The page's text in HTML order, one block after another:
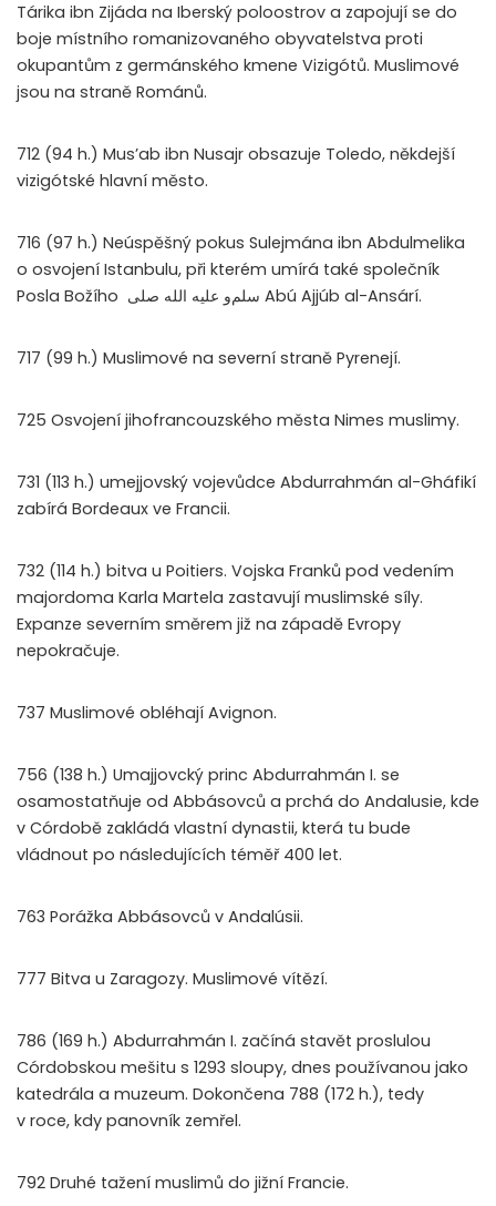
Tárika ibn Zijáda na Iberský poloostrov a zapojují se do
boje místního romanizovaného obyvatelstva proti
okupantům z germánského kmene Vizigótů. Muslimové
jsou na straně Románů.
712 (94 h.) Mus’ab ibn Nusajr obsazuje Toledo, někdejší
vizigótské hlavní město.
716 (97 h.) Neúspěšný pokus Sulejmána ibn Abdulmelika
o osvojení Istanbulu, při kterém umírá také společník
Posla Božího صلى الله عليه وسلم Abú Ajjúb al-Ansárí.
717 (99 h.) Muslimové na severní straně Pyrenejí.
725 Osvojení jihofrancouzského města Nimes muslimy.
731 (113 h.) umejjovský vojevůdce Abdurrahmán al-Gháfikí
zabírá Bordeaux ve Francii.
732 (114 h.) bitva u Poitiers. Vojska Franků pod vedením
majordoma Karla Martela zastavují muslimské síly.
Expanze severním směrem již na západě Evropy
nepokračuje.
737 Muslimové obléhají Avignon.
756 (138 h.) Umajjovcký princ Abdurrahmán I. se
osamostatňuje od Abbásovců a prchá do Andalusie, kde
v Córdobě zakládá vlastní dynastii, která tu bude
vládnout po následujících téměř 400 let.
763 Porážka Abbásovců v Andalúsii.
777 Bitva u Zaragozy. Muslimové vítězí.
786 (169 h.) Abdurrahmán I. začíná stavět proslulou
Córdobskou mešitu s 1293 sloupy, dnes používanou jako
katedrála a muzeum. Dokončena 788 (172 h.), tedy
v roce, kdy panovník zemřel.
792 Druhé tažení muslimů do jižní Francie.